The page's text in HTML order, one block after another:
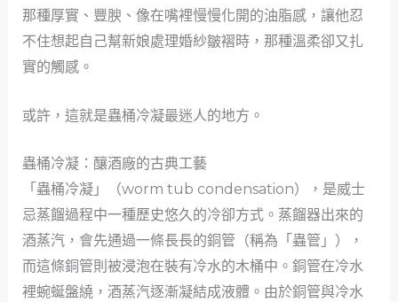
那種厚實、豐腴、像在嘴裡慢慢化開的油脂感，讓他忍
不住想起自己幫新娘處理婚紗皺褶時，那種溫柔卻又扎
實的觸感。
或許，這就是蟲桶冷凝最迷人的地方。
蟲桶冷凝：釀酒廠的古典工藝
「蟲桶冷凝」（worm tub condensation），是威士
忌蒸餾過程中一種歷史悠久的冷卻方式。蒸餾器出來的
酒蒸汽，會先通過一條長長的銅管（稱為「蟲管」），
而這條銅管則被浸泡在裝有冷水的木桶中。銅管在冷水
裡蜿蜒盤繞，酒蒸汽逐漸凝結成液體。由於銅管與冷水